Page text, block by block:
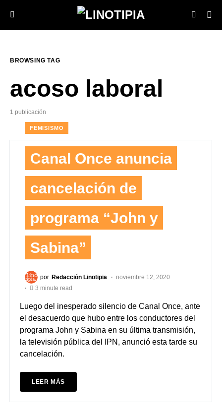
BROWSING TAG
acoso laboral
1 publicación
FEMISISMO
Canal Once anuncia
cancelación de
programa “John y
Sabina”
por Redacción Linotipia
noviembre 12, 2020
3 minute read
Luego del inesperado silencio de Canal Once, ante
el desacuerdo que hubo entre los conductores del
programa John y Sabina en su última transmisión,
la televisión pública del IPN, anunció esta tarde su
cancelación.
LEER MÁS